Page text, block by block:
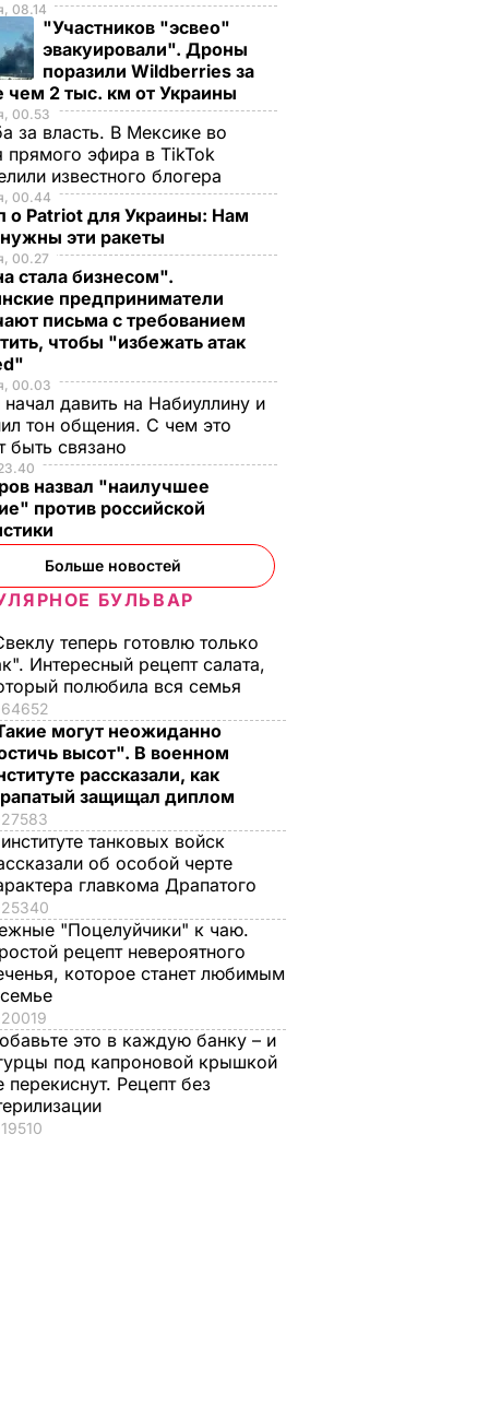
08.14
"Участников "эсвео"
эвакуировали". Дроны
поразили Wildberries за
чем 2 тыс. км от Украины
00.53
за власть. В Мексике во
прямого эфира в TikTok
известного блогера
00.44
о Patriot для Украины: Нам
эти ракеты
00.27
стала бизнесом".
предприниматели
письма с требованием
чтобы "избежать атак
00.03
начал давить на Набиуллину и
тон общения. С чем это
быть связано
назвал "наилучшее
против российской
Больше новостей
БУЛЬВАР
теперь готовлю только
Интересный рецепт салата,
полюбила вся семья
64652
могут неожиданно
высот". В военном
рассказали, как
защищал диплом
27583
танковых войск
об особой черте
главкома Драпатого
25340
"Поцелуйчики" к чаю.
рецепт невероятного
которое станет любимым
20019
это в каждую банку – и
под капроновой крышкой
перекиснут. Рецепт без
19510